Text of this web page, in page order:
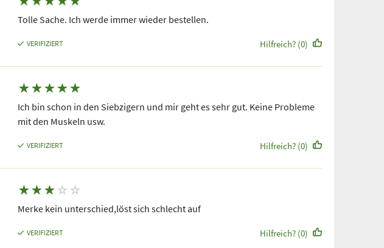
Tolle Sache. Ich werde immer wieder bestellen.
VERIFIZIERT Hilfreich? (0)
★★★★★
Ich bin schon in den Siebzigern und mir geht es sehr gut. Keine Probleme
mit den Muskeln usw.
VERIFIZIERT Hilfreich? (0)
★★★ ☆ ☆
Merke kein unterschied,löst sich schlecht auf
VERIFIZIERT Hilfreich? (0)